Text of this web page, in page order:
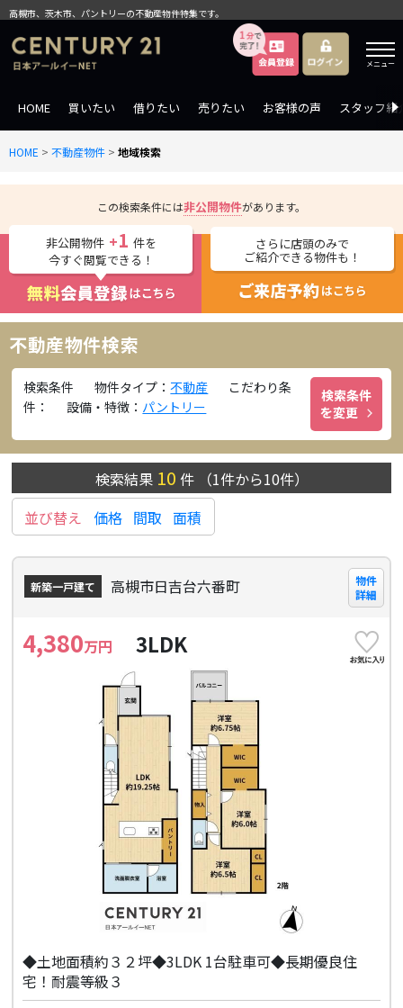
高槻市、茨木市、パントリーの不動産物件特集です。
メニュー
HOME 買いたい 借りたい 売りたい お客様の声 スタッフ紹
HOME > 不動産物件 > 地域検索
この検索条件には非公開物件があります。
非公開物件 +1 件を
今すぐ閲覧できる！
さらに店頭のみで
ご紹介できる物件も！
不動産物件検索
検索条件 物件タイプ：不動産
こだわり条
件：
設備・特徴： パントリー
検索条件
を変更
検索結果 10 件 （1件から10件）
並び替え
価格 間取 面積
新築一戸建て 高槻市日吉台六番町
物件
詳細
4,380万円 3LDK
◆土地面積約３２坪◆3LDK 1台駐車可◆長期優良住
宅！耐震等級３